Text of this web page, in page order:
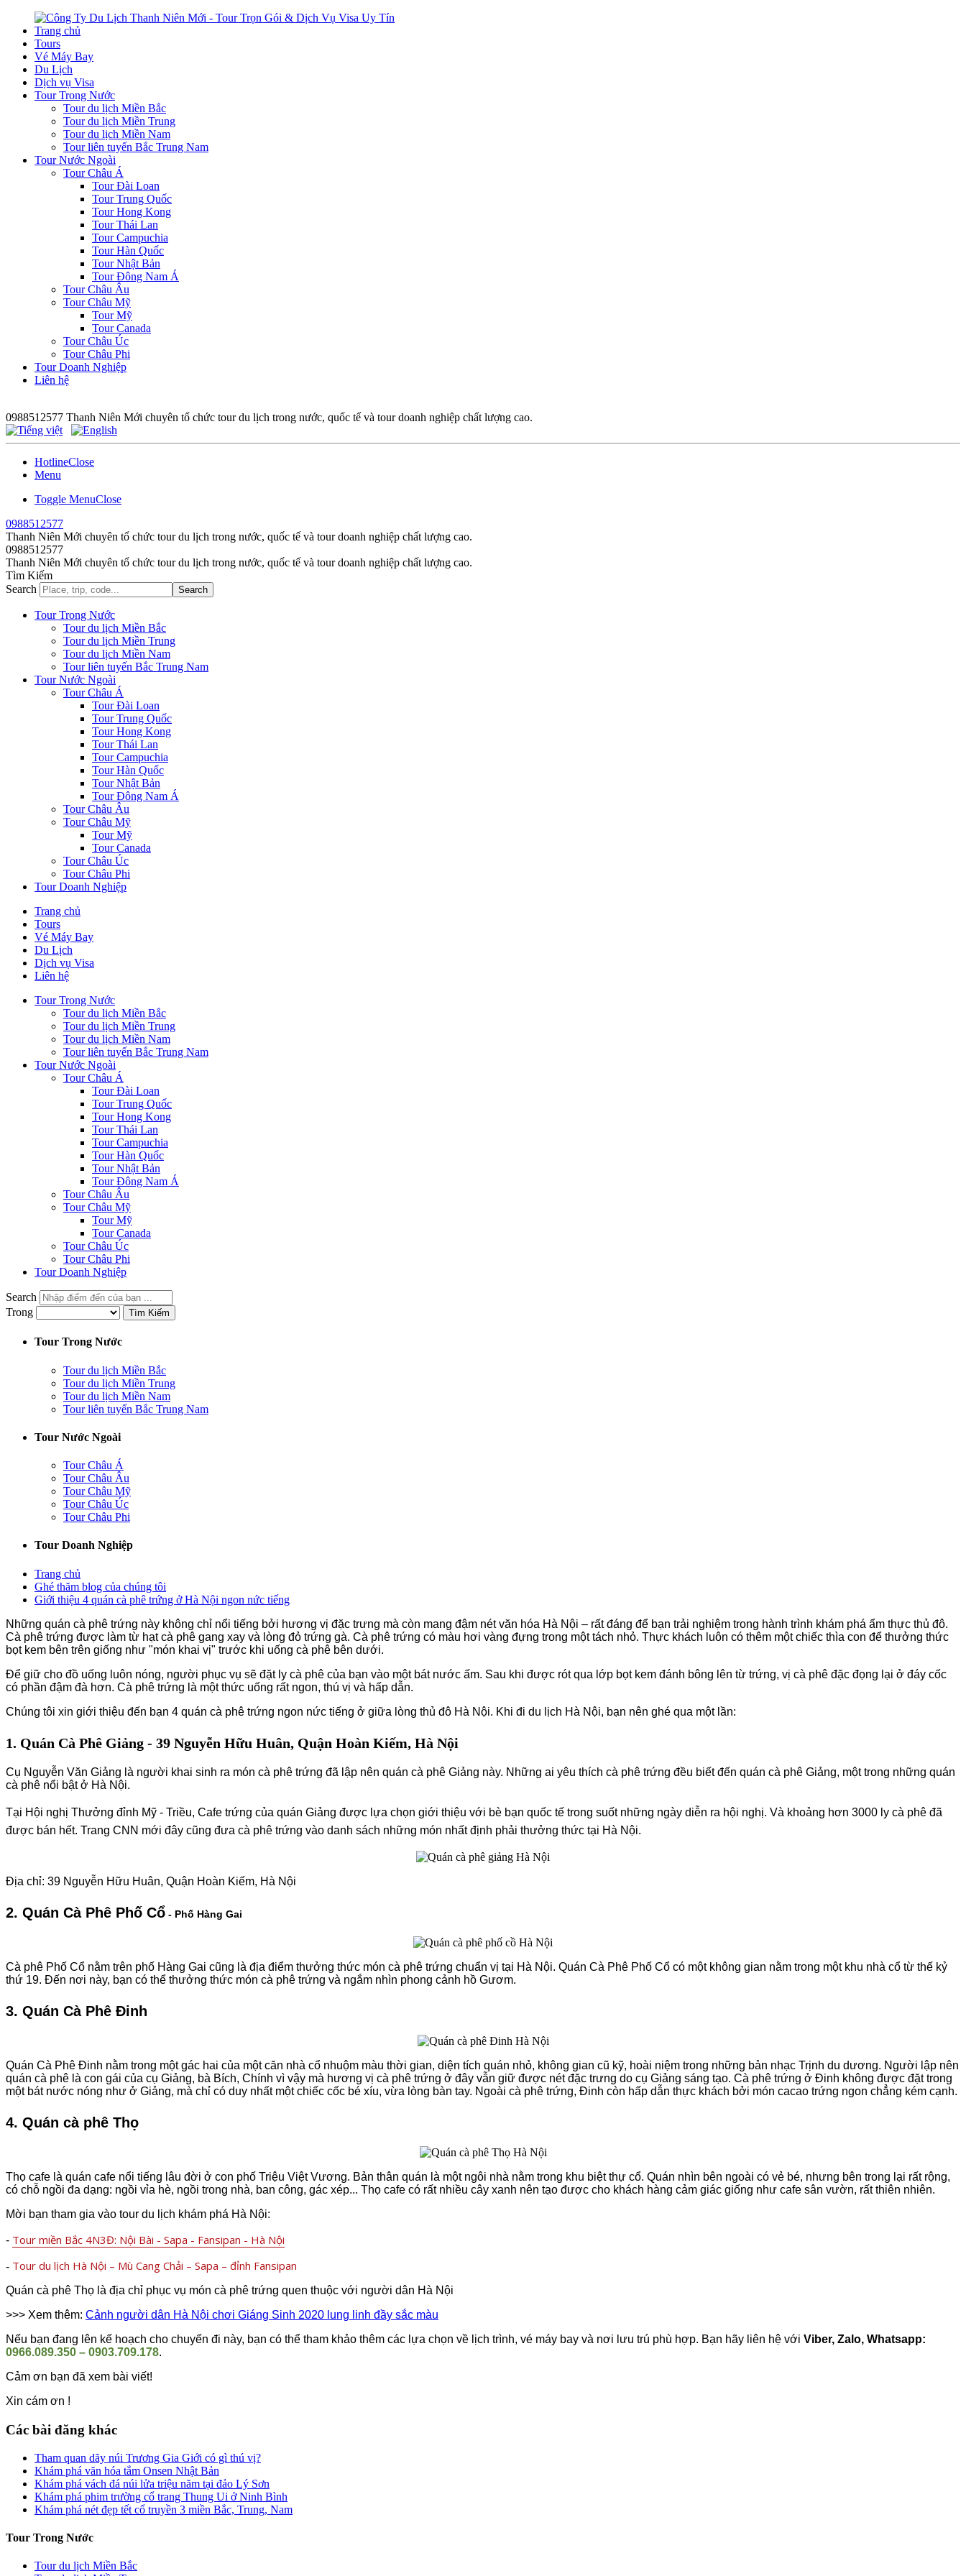
Trang chủ
Tours
Vé Máy Bay
Du Lịch
Dịch vụ Visa
Tour Trong Nước
Tour du lịch Miền Bắc
Tour du lịch Miền Trung
Tour du lịch Miền Nam
Tour liên tuyến Bắc Trung Nam
Tour Nước Ngoài
Tour Châu Á
Tour Đài Loan
Tour Trung Quốc
Tour Hong Kong
Tour Thái Lan
Tour Campuchia
Tour Hàn Quốc
Tour Nhật Bản
Tour Đông Nam Á
Tour Châu Âu
Tour Châu Mỹ
Tour Mỹ
Tour Canada
Tour Châu Úc
Tour Châu Phi
Tour Doanh Nghiệp
Liên hệ
0988512577 Thanh Niên Mới chuyên tổ chức tour du lịch trong nước, quốc tế và tour doanh nghiệp chất lượng cao.
HotlineClose
Menu
Toggle MenuClose
0988512577
Thanh Niên Mới chuyên tổ chức tour du lịch trong nước, quốc tế và tour doanh nghiệp chất lượng cao.
0988512577
Thanh Niên Mới chuyên tổ chức tour du lịch trong nước, quốc tế và tour doanh nghiệp chất lượng cao.
Tìm Kiếm
Search
Search
Tour Trong Nước
Tour du lịch Miền Bắc
Tour du lịch Miền Trung
Tour du lịch Miền Nam
Tour liên tuyến Bắc Trung Nam
Tour Nước Ngoài
Tour Châu Á
Tour Đài Loan
Tour Trung Quốc
Tour Hong Kong
Tour Thái Lan
Tour Campuchia
Tour Hàn Quốc
Tour Nhật Bản
Tour Đông Nam Á
Tour Châu Âu
Tour Châu Mỹ
Tour Mỹ
Tour Canada
Tour Châu Úc
Tour Châu Phi
Tour Doanh Nghiệp
Trang chủ
Tours
Vé Máy Bay
Du Lịch
Dịch vụ Visa
Liên hệ
Tour Trong Nước
Tour du lịch Miền Bắc
Tour du lịch Miền Trung
Tour du lịch Miền Nam
Tour liên tuyến Bắc Trung Nam
Tour Nước Ngoài
Tour Châu Á
Tour Đài Loan
Tour Trung Quốc
Tour Hong Kong
Tour Thái Lan
Tour Campuchia
Tour Hàn Quốc
Tour Nhật Bản
Tour Đông Nam Á
Tour Châu Âu
Tour Châu Mỹ
Tour Mỹ
Tour Canada
Tour Châu Úc
Tour Châu Phi
Tour Doanh Nghiệp
Search
Trong
Tìm Kiếm
Tour Trong Nước
Tour du lịch Miền Bắc
Tour du lịch Miền Trung
Tour du lịch Miền Nam
Tour liên tuyến Bắc Trung Nam
Tour Nước Ngoài
Tour Châu Á
Tour Châu Âu
Tour Châu Mỹ
Tour Châu Úc
Tour Châu Phi
Tour Doanh Nghiệp
Trang chủ
Ghé thăm blog của chúng tôi
Giới thiệu 4 quán cà phê trứng ở Hà Nội ngon nức tiếng
Những quán cà phê trứng này không chỉ nổi tiếng bởi hương vị đặc trưng mà còn mang đậm nét văn hóa Hà Nội – rất đáng để bạn trải nghiệm trong hành trình khám phá ẩm thực thủ đô.
Cà phê trứng được làm từ hạt cà phê gang xay và lòng đỏ trứng gà. Cà phê trứng có màu hơi vàng đựng trong một tách nhỏ. Thực khách luôn có thêm một chiếc thìa con để thưởng thức
bọt kem bên trên giống như "món khai vị" trước khi uống cà phê bên dưới.
Để giữ cho đồ uống luôn nóng, người phục vụ sẽ đặt ly cà phê của bạn vào một bát nước ấm. Sau khi được rót qua lớp bọt kem đánh bông lên từ trứng, vị cà phê đặc đọng lại ở đáy cốc
có phần đậm đà hơn. Cà phê trứng là một thức uống rất ngon, thú vị và hấp dẫn.
Chúng tôi xin giới thiệu đến bạn 4 quán cà phê trứng ngon nức tiếng ở giữa lòng thủ đô Hà Nội. Khi đi du lịch Hà Nội, bạn nên ghé qua một lần:
1. Quán Cà Phê Giảng - 39 Nguyễn Hữu Huân, Quận Hoàn Kiếm, Hà Nội
Cụ Nguyễn Văn Giảng là người khai sinh ra món cà phê trứng đã lập nên quán cà phê Giảng này. Những ai yêu thích cà phê trứng đều biết đến quán cà phê Giảng, một trong những quán
cà phê nổi bật ở Hà Nội.
Tại Hội nghị Thưởng đỉnh Mỹ - Triều, Cafe trứng của quán Giảng được lựa chọn giới thiệu với bè bạn quốc tế trong suốt những ngày diễn ra hội nghị. Và khoảng hơn 3000 ly cà phê đã
được bán hết. Trang CNN mới đây cũng đưa cà phê trứng vào danh sách những món nhất định phải thưởng thức tại Hà Nội.
Địa chỉ: 39 Nguyễn Hữu Huân, Quận Hoàn Kiếm, Hà Nội
2. Quán Cà Phê Phố Cổ - Phố Hàng Gai
Cà phê Phố Cổ nằm trên phố Hàng Gai cũng là địa điểm thưởng thức món cà phê trứng chuẩn vị tại Hà Nội. Quán Cà Phê Phố Cổ có một không gian nằm trong một khu nhà cổ từ thế kỷ
thứ 19. Đến nơi này, bạn có thể thưởng thức món cà phê trứng và ngắm nhìn phong cảnh hồ Gươm.
3. Quán Cà Phê Đinh
Quán Cà Phê Đinh nằm trong một gác hai của một căn nhà cổ nhuộm màu thời gian, diện tích quán nhỏ, không gian cũ kỹ, hoài niệm trong những bản nhạc Trịnh du dương. Người lập nên
quán cà phê là con gái của cụ Giảng, bà Bích, Chính vì vậy mà hương vị cà phê trứng ở đây vẫn giữ được nét đặc trưng do cụ Giảng sáng tạo. Cà phê trứng ở Đinh không được đặt trong
một bát nước nóng như ở Giảng, mà chỉ có duy nhất một chiếc cốc bé xíu, vừa lòng bàn tay. Ngoài cà phê trứng, Đinh còn hấp dẫn thực khách bởi món cacao trứng ngon chẳng kém cạnh.
4. Quán cà phê Thọ
Thọ cafe là quán cafe nổi tiếng lâu đời ở con phố Triệu Việt Vương. Bản thân quán là một ngôi nhà nằm trong khu biệt thự cổ. Quán nhìn bên ngoài có vẻ bé, nhưng bên trong lại rất rộng,
có chỗ ngồi đa dạng: ngồi vỉa hè, ngồi trong nhà, ban công, gác xép... Thọ cafe có rất nhiều cây xanh nên tạo được cho khách hàng cảm giác giống như cafe sân vườn, rất thiên nhiên.
Mời bạn tham gia vào tour du lịch khám phá Hà Nội:
- Tour miền Bắc 4N3Đ: Nội Bài - Sapa - Fansipan - Hà Nội
- Tour du lịch Hà Nội – Mù Cang Chải – Sapa – đỉnh Fansipan
Quán cà phê Thọ là địa chỉ phục vụ món cà phê trứng quen thuộc với người dân Hà Nội
>>> Xem thêm: Cảnh người dân Hà Nội chơi Giáng Sinh 2020 lung linh đầy sắc màu
Nếu bạn đang lên kế hoạch cho chuyến đi này, bạn có thể tham khảo thêm các lựa chọn về lịch trình, vé máy bay và nơi lưu trú phù hợp. Bạn hãy liên hệ với Viber, Zalo, Whatsapp:
0966.089.350 – 0903.709.178.
Cảm ơn bạn đã xem bài viết!
Xin cám ơn !
Các bài đăng khác
Tham quan dãy núi Trương Gia Giới có gì thú vị?
Khám phá văn hóa tắm Onsen Nhật Bản
Khám phá vách đá núi lửa triệu năm tại đảo Lý Sơn
Khám phá phim trường cổ trang Thung Ui ở Ninh Bình
Khám phá nét đẹp tết cổ truyền 3 miền Bắc, Trung, Nam
Tour Trong Nước
Tour du lịch Miền Bắc